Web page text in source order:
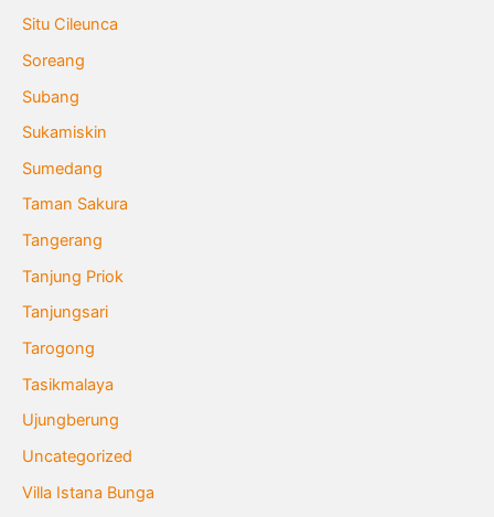
Situ Cileunca
Soreang
Subang
Sukamiskin
Sumedang
Taman Sakura
Tangerang
Tanjung Priok
Tanjungsari
Tarogong
Tasikmalaya
Ujungberung
Uncategorized
Villa Istana Bunga